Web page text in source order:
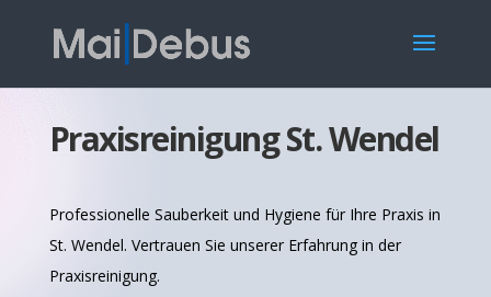
Praxisreinigung St. Wendel
Professionelle Sauberkeit und Hygiene für Ihre Praxis in
St. Wendel. Vertrauen Sie unserer Erfahrung in der
Praxisreinigung.